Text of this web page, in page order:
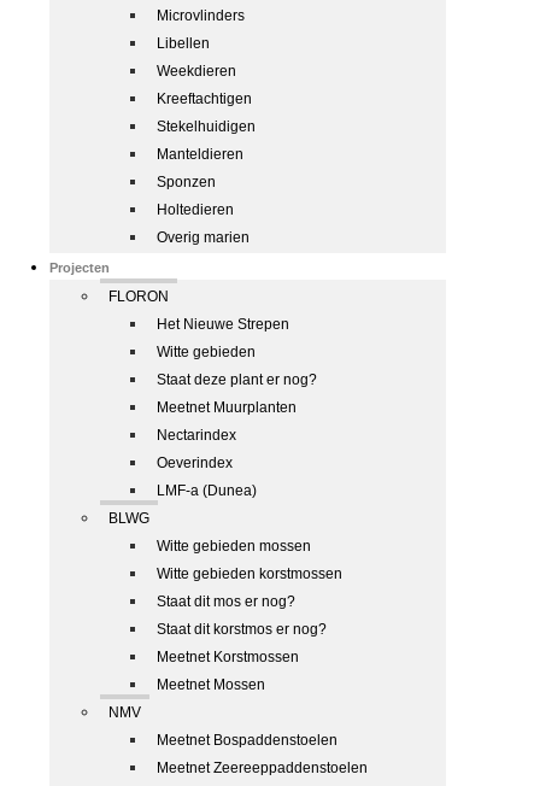
Microvlinders
Libellen
Weekdieren
Kreeftachtigen
Stekelhuidigen
Manteldieren
Sponzen
Holtedieren
Overig marien
Projecten
FLORON
Het Nieuwe Strepen
Witte gebieden
Staat deze plant er nog?
Meetnet Muurplanten
Nectarindex
Oeverindex
LMF-a (Dunea)
BLWG
Witte gebieden mossen
Witte gebieden korstmossen
Staat dit mos er nog?
Staat dit korstmos er nog?
Meetnet Korstmossen
Meetnet Mossen
NMV
Meetnet Bospaddenstoelen
Meetnet Zeereeppaddenstoelen